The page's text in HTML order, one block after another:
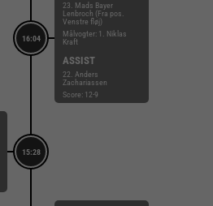
16:04
23. Mads Bayer
Lenbroch (Fra pos.
Venstre fløj)
Målvogter: 1. Niklas
Kraft
ASSIST
22. Anders
Zachariassen
Score: 12-9
15:28